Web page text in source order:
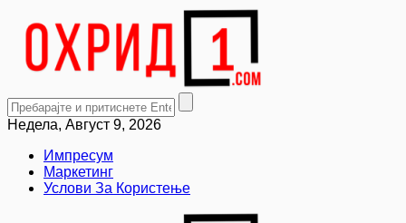
Недела, Август 9, 2026
Импресум
Маркетинг
Услови За Користење